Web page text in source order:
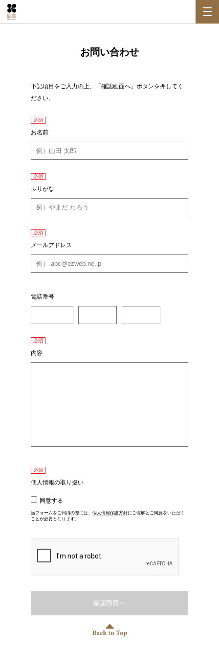
お問い合わせ
下記項目をご入力の上、「確認画面へ」ボタンを押してく
ださい。
必須
お名前
必須
ふりがな
必須
メールアドレス
電話番号
- -
必須
内容
必須
個人情報の取り扱い
同意する
当フォームをご利用の際には、 個人情報保護方針にご理解とご同意をいただく
ことが必要となります。